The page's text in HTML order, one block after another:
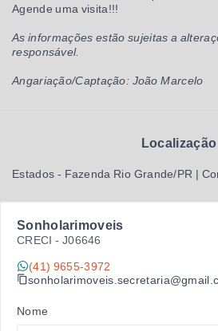
Agende uma visita!!!
As informações estão sujeitas a
responsável.
Angariação/Captação: João Marcelo
Localização
Estados - Fazenda Rio Grande/PR |
Sonholarimoveis
CRECI - J06646
(41) 9655-3972
Nome